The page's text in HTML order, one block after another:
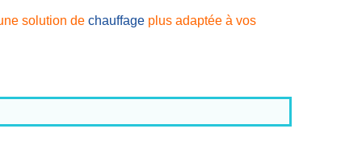
solution de chauffage plus adaptée à vos